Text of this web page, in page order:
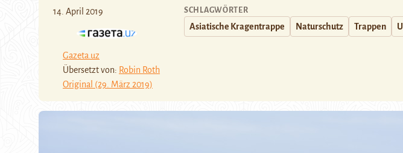
14. April 2019
Gazeta.uz
Übersetzt von: Robin Roth
Original (29. März 2019)
SCHLAGWÖRTER
Asiatische Kragentrappe Naturschutz Trappen